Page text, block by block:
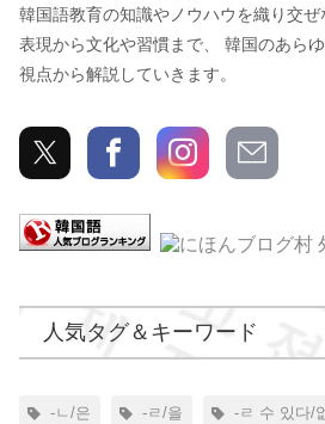
韓国語教育の知識やノウハウを織り交
表現から文化や習慣まで、 韓国のあら
視点から解説していきます。
人気タグ＆キーワード
-ㄴ/은 -ㄹ/을 -ㄹ 수 있다/